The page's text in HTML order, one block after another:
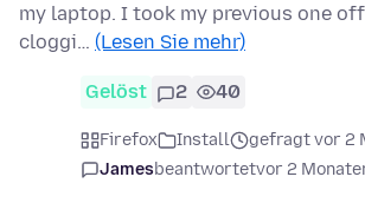
my laptop. I took my previous one
cloggi… (Lesen Sie mehr)
Gelöst 2 40
Firefox Install
gefragt vor 2
Jamesbeantwortetvor 2